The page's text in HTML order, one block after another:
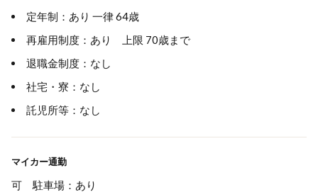
定年制：あり 一律 64歳
再雇用制度：あり 上限 70歳まで
退職金制度：なし
社宅・寮：なし
託児所等：なし
マイカー通勤
可 駐車場：あり